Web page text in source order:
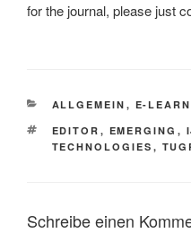
for the journal, please just
KATEGORIEN
ALLGEMEIN , E-
SCHLAGWÖRTER
EDITOR , EMERGING ,
TECHNOLOGIES ,
Schreibe einen